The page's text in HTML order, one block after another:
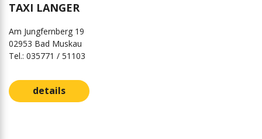
TAXI LANGER
Am Jungfernberg 19
02953 Bad Muskau
Tel.: 035771 / 51103
details